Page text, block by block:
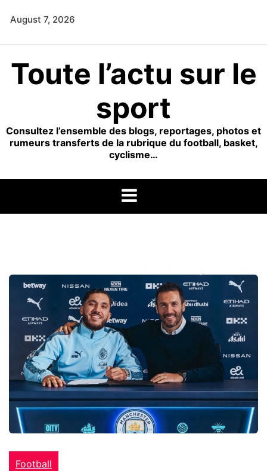
August 7, 2026
Toute l’actu sur le
sport
Consultez l’ensemble des blogs, reportages, photos et
rumeurs transferts de la rubrique du football, basket,
cyclisme…
Football